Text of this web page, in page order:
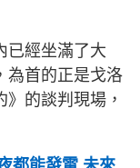
已經坐滿了大
為首的正是戈洛
的談判現場，